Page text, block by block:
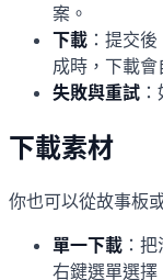
案。
下載 ：提交
成時，下載會
失敗與重試
下載素材
你也可以從故事板
單一下載 ：
右鍵選單選